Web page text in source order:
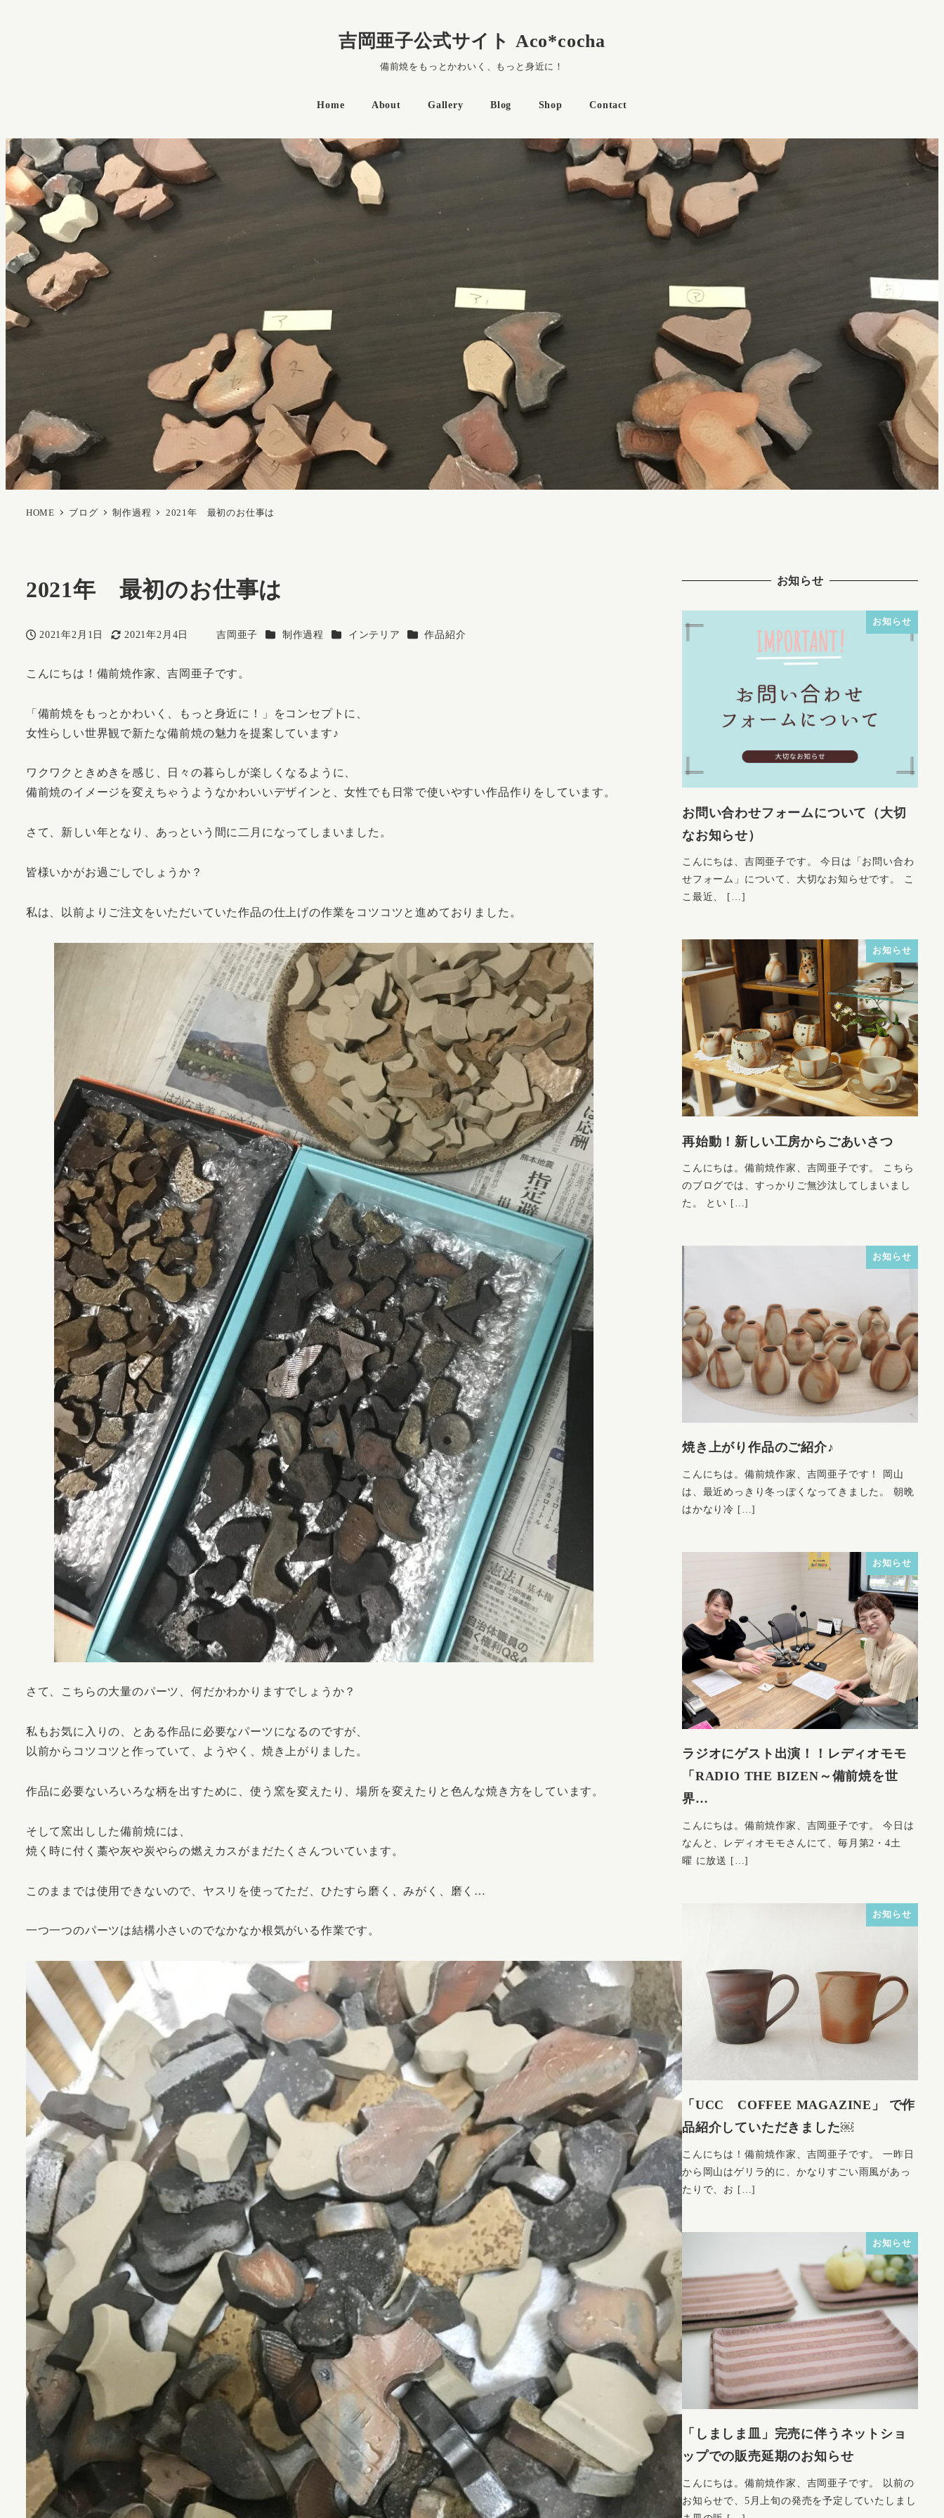
吉岡亜子公式サイト Aco*cocha
備前焼をもっとかわいく、もっと身近に！
Home About Gallery Blog Shop Contact
HOME ブログ 制作過程 2021年 最初のお仕事は
2021年 最初のお仕事は
投稿日
2021年2月1日
更新日
2021年2月4日 吉岡亜子 カテゴリー
制作過程 カテゴリー
インテリア カテゴリー
作品紹介
こんにちは！備前焼作家、吉岡亜子です。
「備前焼をもっとかわいく、もっと身近に！」をコンセプトに、
女性らしい世界観で新たな備前焼の魅力を提案しています♪
ワクワクときめきを感じ、日々の暮らしが楽しくなるように、
備前焼のイメージを変えちゃうようなかわいいデザインと、女性でも日常で使いやすい作品作りをしています。
さて、新しい年となり、あっという間に二月になってしまいました。
皆様いかがお過ごしでしょうか？
私は、以前よりご注文をいただいていた作品の仕上げの作業をコツコツと進めておりました。
さて、こちらの大量のパーツ、何だかわかりますでしょうか？
私もお気に入りの、とある作品に必要なパーツになるのですが、
以前からコツコツと作っていて、ようやく、焼き上がりました。
作品に必要ないろいろな柄を出すために、使う窯を変えたり、場所を変えたりと色んな焼き方をしています。
そして窯出しした備前焼には、
焼く時に付く藁や灰や炭やらの燃えカスがまだたくさんついています。
このままでは使用できないので、ヤスリを使ってただ、ひたすら磨く、みがく、磨く…
一つ一つのパーツは結構小さいのでなかなか根気がいる作業です。
お知らせ
お知らせ
お問い合わせフォームについて（大切
なお知らせ）
こんにちは、吉岡亜子です。 今日は「お問い合わ
せフォーム」について、大切なお知らせです。 こ
こ最近、 […]
お知らせ
再始動！新しい工房からごあいさつ
こんにちは。備前焼作家、吉岡亜子です。 こちら
のブログでは、すっかりご無沙汰してしまいまし
た。 とい […]
お知らせ
焼き上がり作品のご紹介♪
こんにちは。備前焼作家、吉岡亜子です！ 岡山
は、最近めっきり冬っぽくなってきました。 朝晩
はかなり冷 […]
お知らせ
ラジオにゲスト出演！！レディオモモ
「RADIO THE BIZEN～備前焼を世
界…
こんにちは。備前焼作家、吉岡亜子です。 今日は
なんと、レディオモモさんにて、毎月第2・4土
曜 に放送 […]
お知らせ
「UCC COFFEE MAGAZINE」 で作
品紹介していただきました￼
こんにちは！備前焼作家、吉岡亜子です。 一昨日
から岡山はゲリラ的に、かなりすごい雨風があっ
たりで、お […]
お知らせ
「しましま皿」完売に伴うネットショ
ップでの販売延期のお知らせ
こんにちは。備前焼作家、吉岡亜子です。 以前の
お知らせで、5月上旬の発売を予定していたしまし